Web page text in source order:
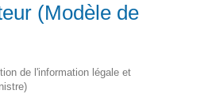
(Modèle de
de l'information légale et